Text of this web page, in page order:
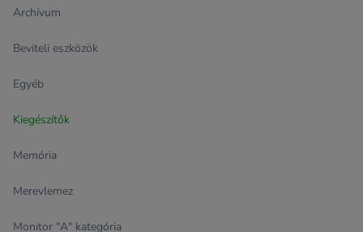
Archívum
Beviteli eszközök
Egyéb
Kiegészítők
Memória
Merevlemez
Monitor "A" kategória